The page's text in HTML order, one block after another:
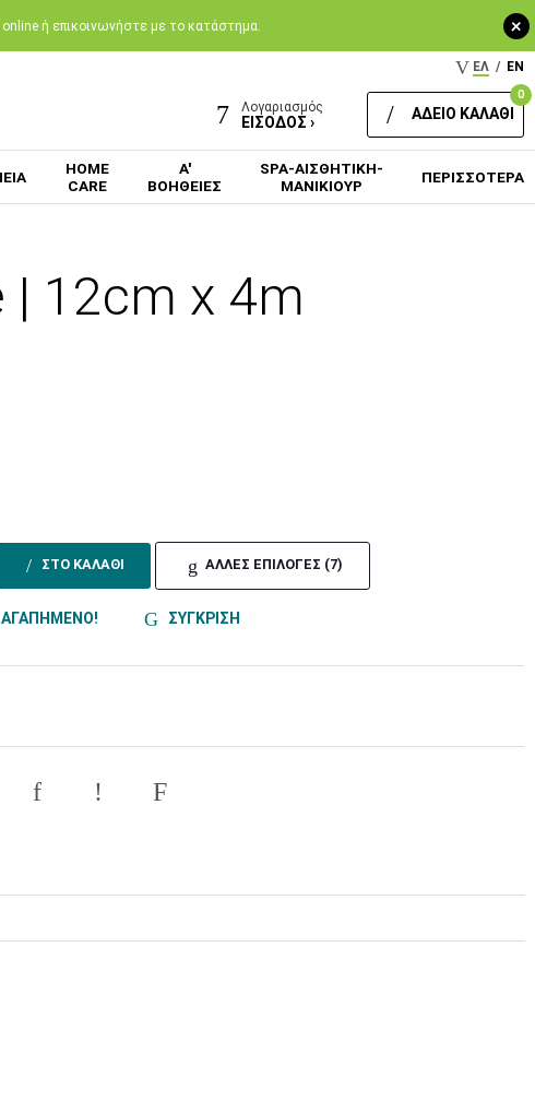
+
ή επικοινωνήστε με το κατάστημα.
ΕΛ / EN
Λογαριασμός
ΕΙΣΟΔΟΣ ›
0
ΑΔΕΙΟ ΚΑΛΑΘΙ
HOME
CARE
Α'
ΒΟΗΘΕΙΕΣ
SPA-ΑΙΣΘΗΤΙΚΗ-
ΜΑΝΙΚΙΟΥΡ
ΠΕΡΙΣΣΟΤΕΡΑ
| 12cm x 4m
ΣΤΟ ΚΑΛΑΘΙ ΑΛΛΕΣ ΕΠΙΛΟΓΕΣ (7)
ΑΓΑΠΗΜΕΝΟ! ΣΥΓΚΡΙΣΗ